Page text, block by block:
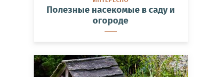
Полезные насекомые в саду и
огороде